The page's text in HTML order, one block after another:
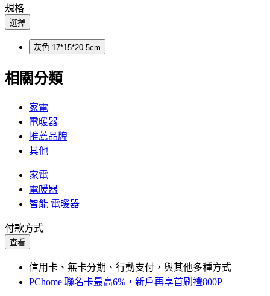
規格
選擇
灰色 17*15*20.5cm
相關分類
家電
電暖器
推薦品牌
其他
家電
電暖器
智能 電暖器
付款方式
查看
信用卡、無卡分期、行動支付，與其他多種方式
PChome 聯名卡最高6%，新戶再享首刷禮800P